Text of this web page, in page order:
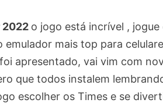
2022 o jogo está incrível ,
emulador mais top para
apresentado, vai vim com
que todos instalem
escolher os Times e se